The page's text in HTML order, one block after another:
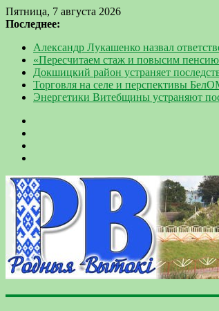
Пятница, 7 августа 2026
Последнее:
Александр Лукашенко назвал
«Пересчитаем стаж и повысим
Докшицкий район устраняет
Торговля на селе и перспективы
Энергетики Витебщины устраняют